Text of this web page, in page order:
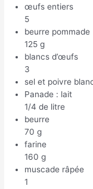
œufs entiers
5
beurre pommade
125 g
blancs d’œufs
3
sel et poivre
Panade : lait
1/4 de litre
beurre
70 g
farine
160 g
muscade râpée
1